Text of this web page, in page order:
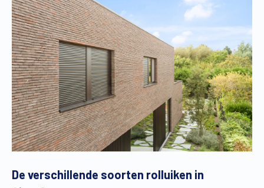
De verschillende soorten rolluiken in